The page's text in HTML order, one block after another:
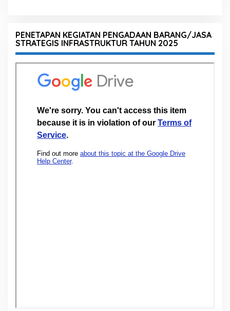
PENETAPAN KEGIATAN PENGADAAN BARANG/JASA
STRATEGIS INFRASTRUKTUR TAHUN 2025